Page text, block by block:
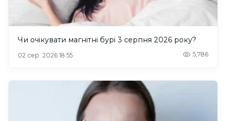
Чи очікувати магнітні бурі 3 серпня 2026 року?
02 сер. 2026 18:55 5,786